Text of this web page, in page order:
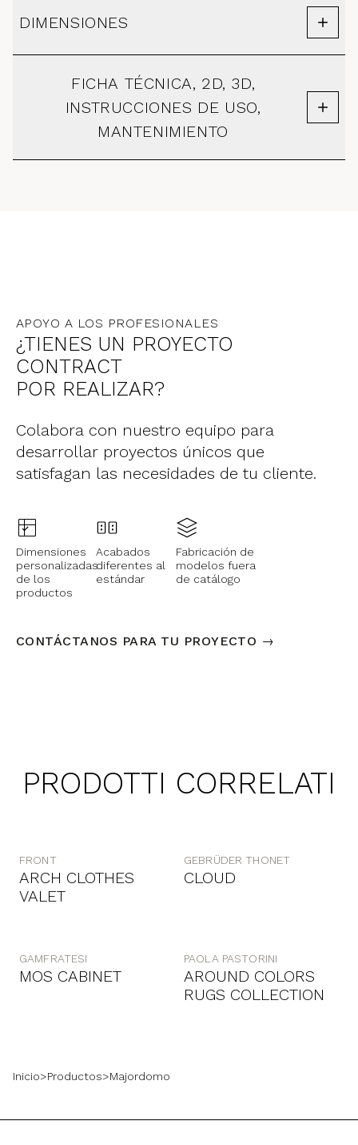
DIMENSIONES
FICHA TÉCNICA, 2D, 3D,
INSTRUCCIONES DE USO,
MANTENIMIENTO
APOYO A LOS PROFESIONALES
¿TIENES UN PROYECTO
CONTRACT
POR REALIZAR?
Colabora con nuestro equipo para
desarrollar proyectos únicos que
satisfagan las necesidades de tu cliente.
Dimensiones
personalizadas
de los
productos
Acabados
diferentes al
estándar
Fabricación de
modelos fuera
de catálogo
CONTÁCTANOS PARA TU PROYECTO →
PRODOTTI CORRELATI
FRONT
ARCH CLOTHES
VALET
GEBRÜDER THONET
CLOUD
GAMFRATESI
MOS CABINET
PAOLA PASTORINI
AROUND COLORS
RUGS COLLECTION
Inicio>Productos>Majordomo